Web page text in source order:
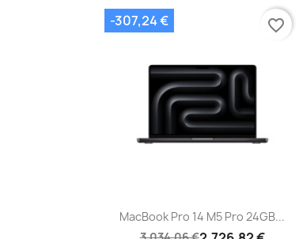
Vista rápida
MacBook Pro 14 M5 Pro 24GB...
-307,24 € favorite_border